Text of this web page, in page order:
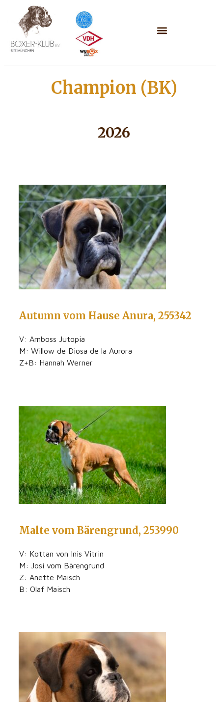
Champion (BK)
2026
Autumn vom Hause Anura, 255342
V: Amboss Jutopia
M: Willow de Diosa de la Aurora
Z+B: Hannah Werner
Malte vom Bärengrund, 253990
V: Kottan von Inis Vitrin
M: Josi vom Bärengrund
Z: Anette Maisch
B: Olaf Maisch